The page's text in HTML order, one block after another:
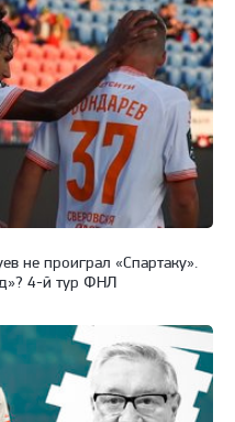
не проиграл «Спартаку».
4-й тур ФНЛ